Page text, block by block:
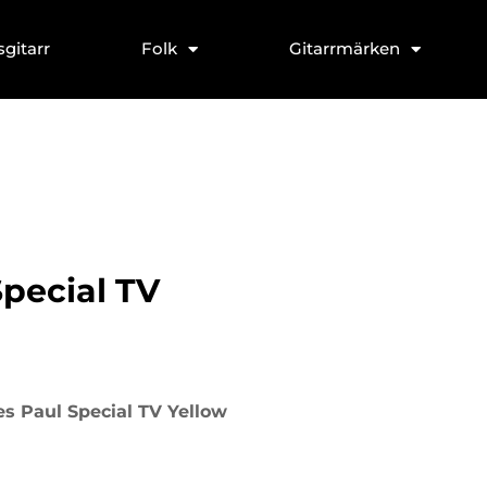
Folk Gitarrmärken
TV
Paul Special TV Yellow